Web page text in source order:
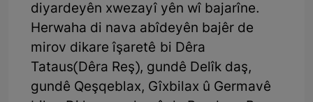
diyardeyên xwezayî yên wî bajarîne.
Herwaha di nava abîdeyên bajêr de
mirov dikare îşaretê bi Dêra
Tataus(Dêra Reş), gundê Delîk daş,
gundê Qeşqeblax, Gîxbilax û Germavê